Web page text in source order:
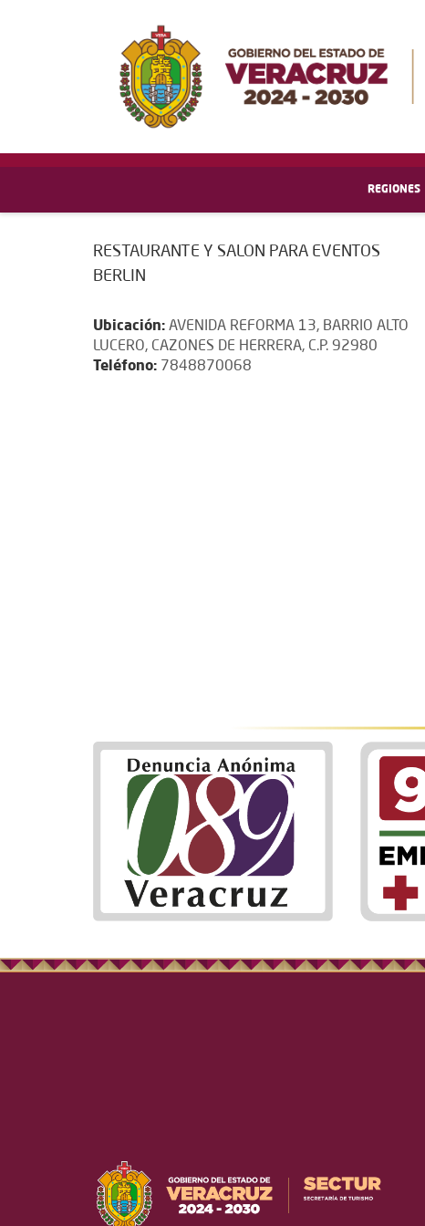
REGIONES
RESTAURANTE Y SALON PARA EVENTOS
BERLIN
Ubicación: AVENIDA REFORMA 13, BARRIO ALTO
LUCERO, CAZONES DE HERRERA, C.P. 92980
Teléfono: 7848870068